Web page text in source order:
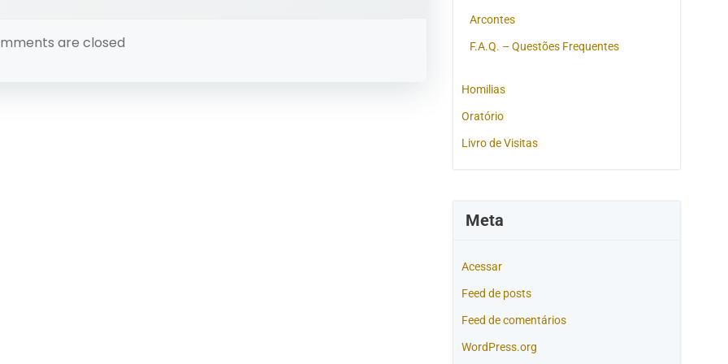
are closed
Arcontes
F.A.Q. – Questões Frequentes
Homilias
Oratório
Livro de Visitas
Meta
Acessar
Feed de posts
Feed de comentários
WordPress.org